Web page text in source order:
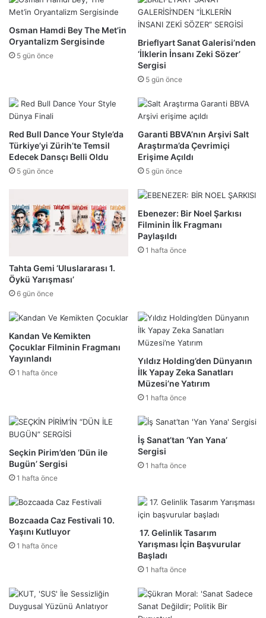
Osman Hamdi Bey The Met’in
Oryantalizm Sergisinde
5 gün önce
Brieflyart Sanat Galerisi’nden
‘İlklerin İnsanı Zeki Sözer’
Sergisi
5 gün önce
Red Bull Dance Your Style’da
Türkiye’yi Zürih’te Temsil
Edecek Dansçı Belli Oldu
5 gün önce
Garanti BBVA’nın Arşivi Salt
Araştırma’da Çevrimiçi
Erişime Açıldı
5 gün önce
Tahta Gemi ‘Uluslararası 1.
Öykü Yarışması’
6 gün önce
Ebenezer: Bir Noel Şarkısı
Filminin İlk Fragmanı
Paylaşıldı
1 hafta önce
Kandan Ve Kemikten
Çocuklar Filminin Fragmanı
Yayınlandı
1 hafta önce
Yıldız Holding’den Dünyanın
İlk Yapay Zeka Sanatları
Müzesi’ne Yatırım
1 hafta önce
Seçkin Pirim’den ‘Dün ile
Bugün’ Sergisi
1 hafta önce
İş Sanat’tan ‘Yan Yana’
Sergisi
1 hafta önce
Bozcaada Caz Festivali 10.
Yaşını Kutluyor
1 hafta önce
17. Gelinlik Tasarım
Yarışması İçin Başvurular
Başladı
1 hafta önce